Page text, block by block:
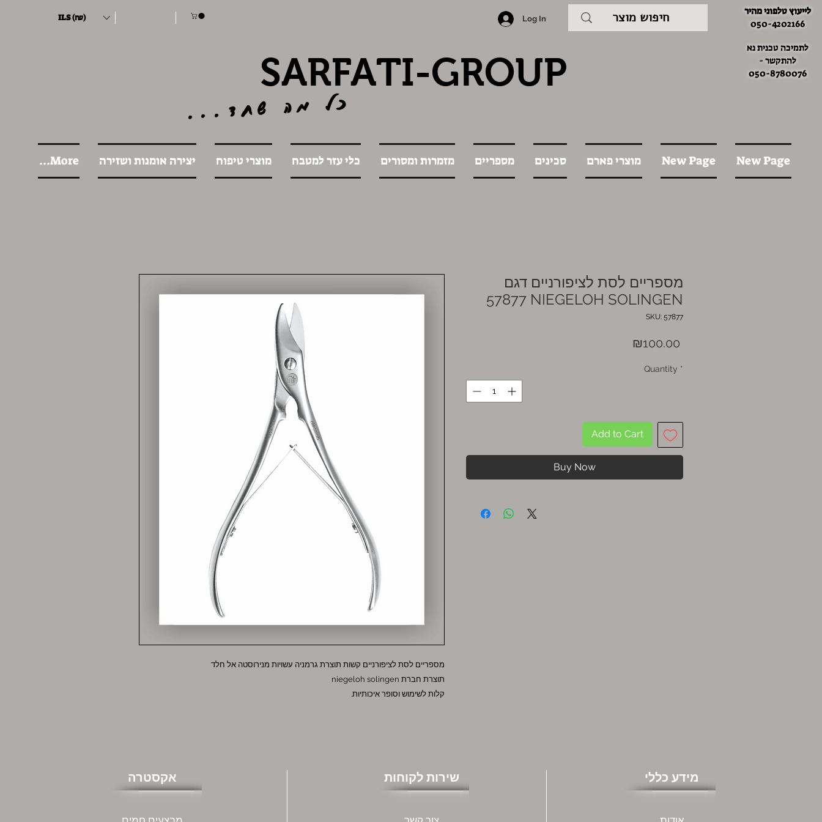
לייעוץ טלפוני מהיר
050-4202166
לתמיכה טכנית נא
להתקשר -
050-8780076
ILS (₪) Log In
SARFATI-GROUP
כל מה שחד...
New Page
New Page מוצרי פארם סכינים מספריים מזמרות ומסורים כלי עזר למטבח מוצרי טיפוח יצירה אומנות ושזירה More...
מספריים לסת לציפורניים קשות תוצרת גרמניה עשויות מנירוסטה אל חלד
תוצרת חברת niegeloh solingen
קלות לשימוש וסופר איכותיות.
מספריים לסת לציפורניים דגם
57877 NIEGELOH SOLINGEN
SKU: 57877
₪100.00
Quantity *
Add to Cart
Buy Now
אקסטרה שירות לקוחות מידע כללי